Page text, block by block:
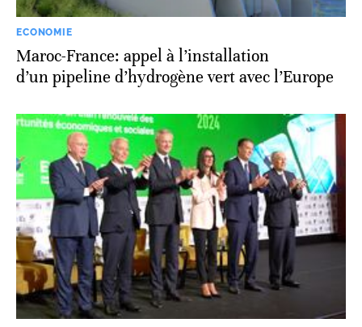
ECONOMIE
Maroc-France: appel à l’installation
d’un pipeline d’hydrogène vert avec l’Europe